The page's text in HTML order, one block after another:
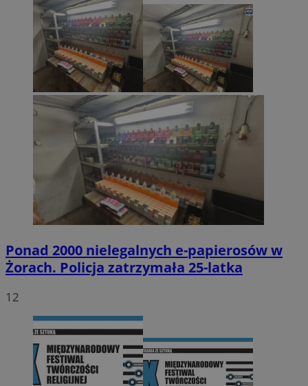
Ponad 2000 nielegalnych e-papierosów w
Żorach. Policja zatrzymała 25-latka
12